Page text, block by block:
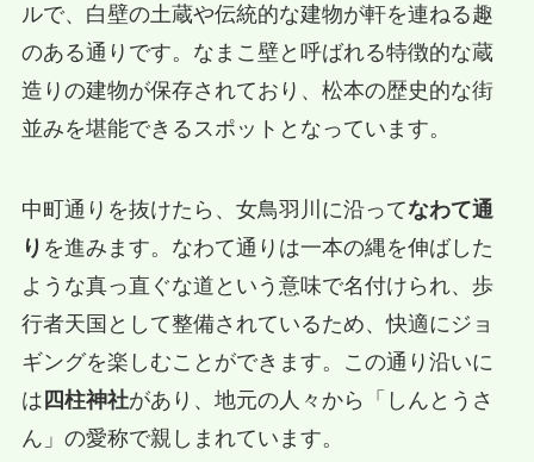
ルで、白壁の土蔵や伝統的な建物が軒を連ねる趣
のある通りです。なまこ壁と呼ばれる特徴的な蔵
造りの建物が保存されており、松本の歴史的な街
並みを堪能できるスポットとなっています。
中町通りを抜けたら、女鳥羽川に沿ってなわて通
り を進みます。なわて通りは一本の縄を伸ばした
ような真っ直ぐな道という意味で名付けられ、歩
行者天国として整備されているため、快適にジョ
ギングを楽しむことができます。この通り沿いに
は 四柱神社があり、地元の人々から「しんとうさ
ん」の愛称で親しまれています。